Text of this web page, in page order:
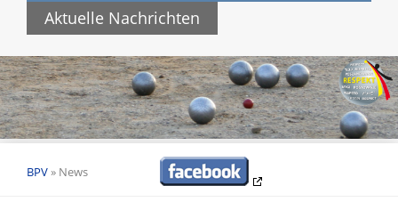
Aktuelle Nachrichten
BPV» News